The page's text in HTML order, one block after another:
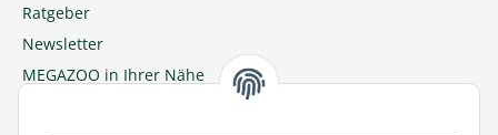
Ratgeber
Newsletter
MEGAZOO in Ihrer Nähe
Zu MEGAZOO-nord.de wechseln